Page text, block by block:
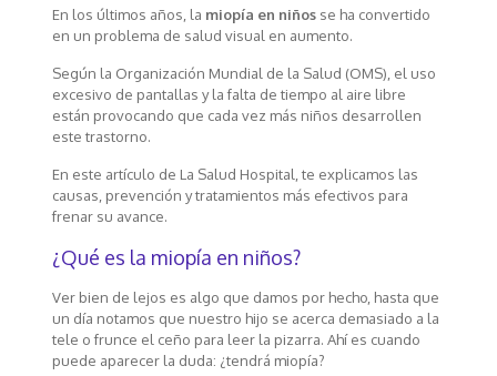
En los últimos años, la miopía en niñosse ha convertido
en un problema de salud visual en aumento.
Según la Organización Mundial de la Salud (OMS), el uso
excesivo de pantallas y la falta de tiempo al aire libre
están provocando que cada vez más niños desarrollen
este trastorno.
En este artículo de La Salud Hospital, te explicamos las
causas, prevención y tratamientos más efectivos para
frenar su avance.
¿Qué es la miopía en niños?
Ver bien de lejos es algo que damos por hecho, hasta que
un día notamos que nuestro hijo se acerca demasiado a la
tele o frunce el ceño para leer la pizarra. Ahí es cuando
puede aparecer la duda: ¿tendrá miopía?